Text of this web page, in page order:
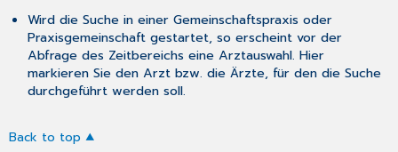
Wird die Suche in einer Gemeinschaftspraxis oder
Praxisgemeinschaft gestartet, so erscheint vor der
Abfrage des Zeitbereichs eine Arztauswahl. Hier
markieren Sie den Arzt bzw. die Ärzte, für den die Suche
durchgeführt werden soll.
Back to top